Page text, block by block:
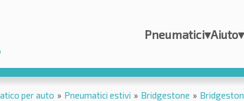
Pneumatici▾Aiuto▾
per auto » Pneumatici estivi » Bridgestone »